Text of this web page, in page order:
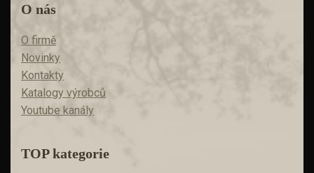
O nás
O firmě
Novinky
Kontakty
Katalogy výrobců
Youtube kanály
TOP kategorie